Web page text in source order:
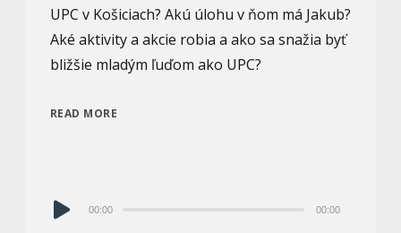
UPC v Košiciach? Akú úlohu v ňom má Jakub?
Aké aktivity a akcie robia a ako sa snažia byť
bližšie mladým ľuďom ako UPC?
READ MORE
Audio
00:00 00:00